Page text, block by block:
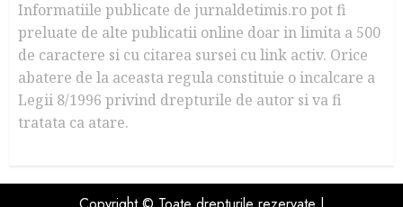
Informatiile publicate de jurnaldetimis.ro pot fi
preluate de alte publicatii online doar in limita a 500
de caractere si cu citarea sursei cu link activ. Orice
abatere de la aceasta regula constituie o incalcare a
Legii 8/1996 privind drepturile de autor si va fi
tratata ca atare.